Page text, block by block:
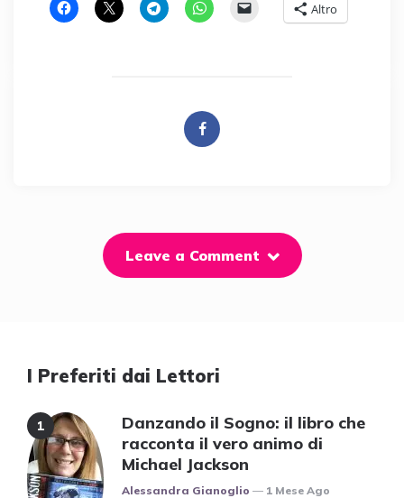
Altro
Leave a Comment
I Preferiti dai Lettori
Danzando il Sogno: il libro che
racconta il vero animo di
Michael Jackson
Posted
Alessandra Gianoglio 1 Mese Ago